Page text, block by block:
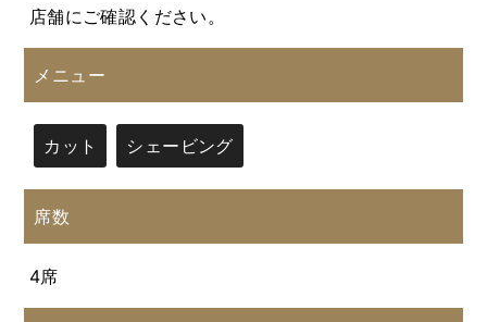
店舗にご確認ください。
メニュー
カット シェービング
席数
4席